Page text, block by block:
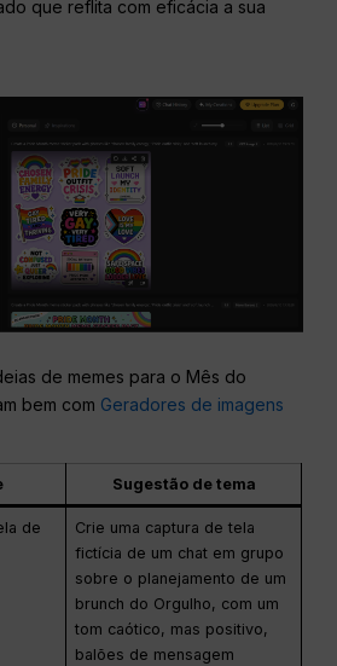
que reflita com eficácia a sua
de memes para o Mês do
bem com Geradores de imagens
Sugestão de tema
de
Crie uma captura de tela
fictícia de um chat em grupo
sobre o planejamento de um
brunch do Orgulho, com um
tom caótico, mas positivo,
balões de mensagem